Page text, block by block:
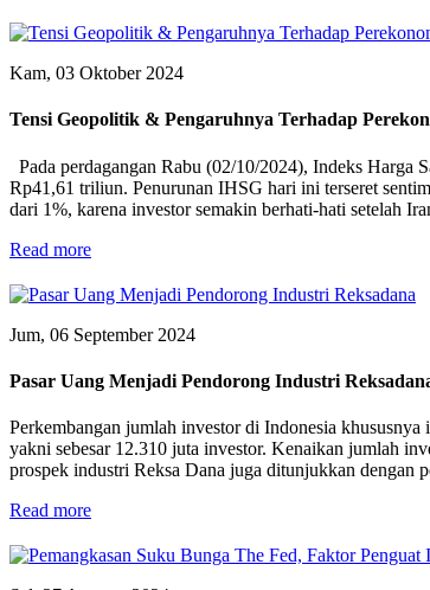
Kam, 03 Oktober 2024
Tensi Geopolitik & Pengaruhnya Terhadap
Pada perdagangan Rabu (02/10/2024), Indeks Harga
Rp41,61 triliun. Penurunan IHSG hari ini terseret
dari 1%, karena investor semakin berhati-hati setelah
Read more
Jum, 06 September 2024
Pasar Uang Menjadi Pendorong Industri
Perkembangan jumlah investor di Indonesia
yakni sebesar 12.310 juta investor. Kenaikan jumlah
prospek industri Reksa Dana juga ditunjukkan dengan
Read more